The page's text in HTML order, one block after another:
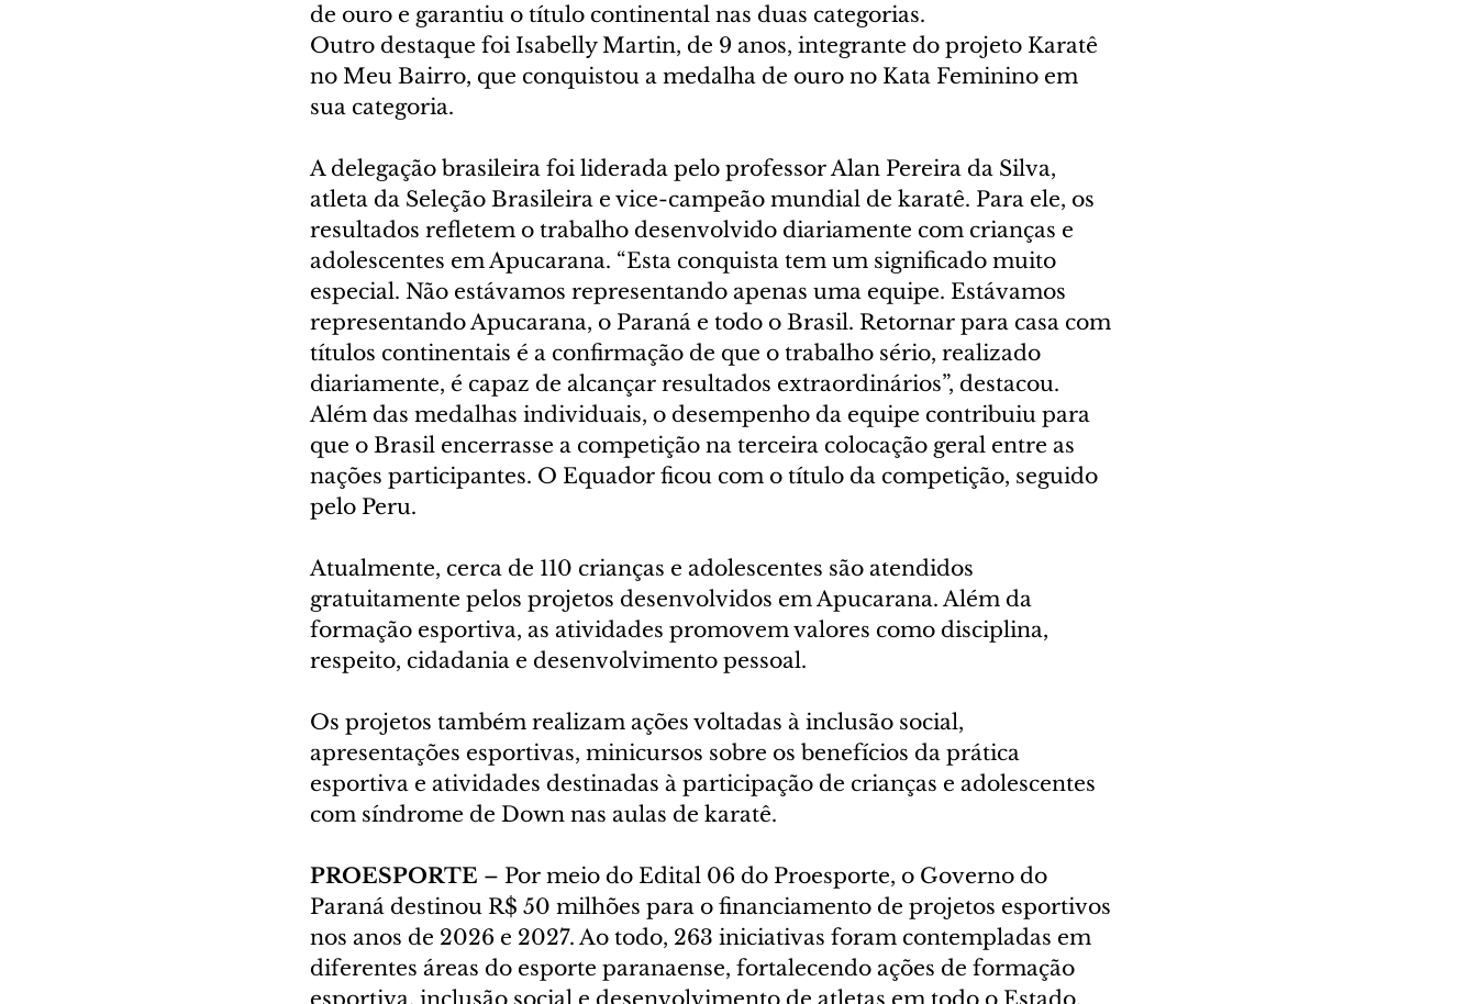
de ouro e garantiu o título continental nas duas categorias.
Outro destaque foi Isabelly Martin, de 9 anos, integrante do projeto Karatê
no Meu Bairro, que conquistou a medalha de ouro no Kata Feminino em
sua categoria.
A delegação brasileira foi liderada pelo professor Alan Pereira da Silva,
atleta da Seleção Brasileira e vice-campeão mundial de karatê. Para ele, os
resultados refletem o trabalho desenvolvido diariamente com crianças e
adolescentes em Apucarana. “Esta conquista tem um significado muito
especial. Não estávamos representando apenas uma equipe. Estávamos
representando Apucarana, o Paraná e todo o Brasil. Retornar para casa com
títulos continentais é a confirmação de que o trabalho sério, realizado
diariamente, é capaz de alcançar resultados extraordinários”, destacou.
Além das medalhas individuais, o desempenho da equipe contribuiu para
que o Brasil encerrasse a competição na terceira colocação geral entre as
nações participantes. O Equador ficou com o título da competição, seguido
pelo Peru.
Atualmente, cerca de 110 crianças e adolescentes são atendidos
gratuitamente pelos projetos desenvolvidos em Apucarana. Além da
formação esportiva, as atividades promovem valores como disciplina,
respeito, cidadania e desenvolvimento pessoal.
Os projetos também realizam ações voltadas à inclusão social,
apresentações esportivas, minicursos sobre os benefícios da prática
esportiva e atividades destinadas à participação de crianças e adolescentes
com síndrome de Down nas aulas de karatê.
PROESPORTE – Por meio do Edital 06 do Proesporte, o Governo do
Paraná destinou R$ 50 milhões para o financiamento de projetos esportivos
nos anos de 2026 e 2027. Ao todo, 263 iniciativas foram contempladas em
diferentes áreas do esporte paranaense, fortalecendo ações de formação